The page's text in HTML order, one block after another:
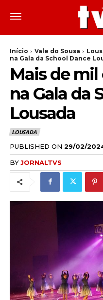
Início Vale do Sousa
na Gala da School Dance
Mais de
na Gala da
Lousada
LOUSADA
PUBLISHED ON 29/02/
BYJORNALTVS